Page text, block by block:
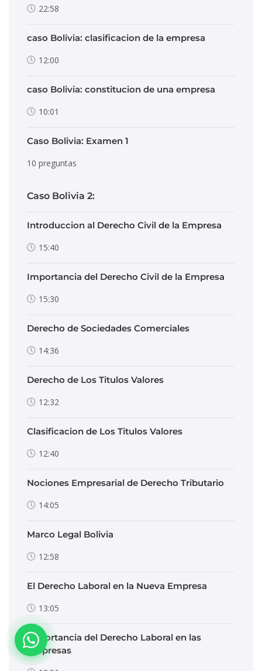
22:58
caso Bolivia: clasificacion de la empresa
12:00
caso Bolivia: constitucion de una empresa
10:01
Caso Bolivia: Examen 1
10 preguntas
Caso Bolivia 2:
Introduccion al Derecho Civil de la Empresa
15:40
Importancia del Derecho Civil de la Empresa
15:30
Derecho de Sociedades Comerciales
14:36
Derecho de Los Titulos Valores
12:32
Clasificacion de Los Titulos Valores
12:40
Nociones Empresarial de Derecho Tributario
14:05
Marco Legal Bolivia
12:58
El Derecho Laboral en la Nueva Empresa
13:05
Importancia del Derecho Laboral en las
Empresas